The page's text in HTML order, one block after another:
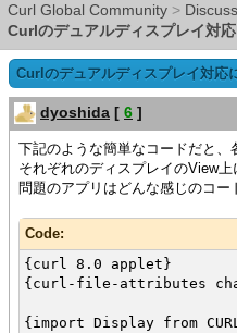
Curl Global Community >
Curlのデュアルディスプレイ対
Curlのデュアルディスプレイ対応
dyoshida [ 6 ]
下記のような簡単なコードだと、
それぞれのディスプレイのView上
問題のアプリはどんな感じのコー
Code:
{curl 8.0 applet}
{curl-file-attributes
{import Display from